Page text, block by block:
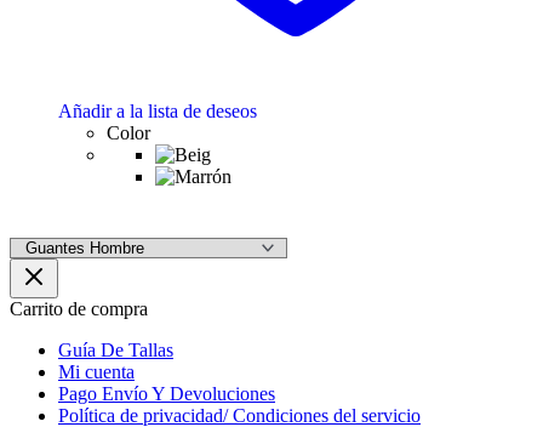
Añadir a la lista de deseos
Color
Carrito de compra
Guía De Tallas
Mi cuenta
Pago Envío Y Devoluciones
Política de privacidad/ Condiciones del servicio